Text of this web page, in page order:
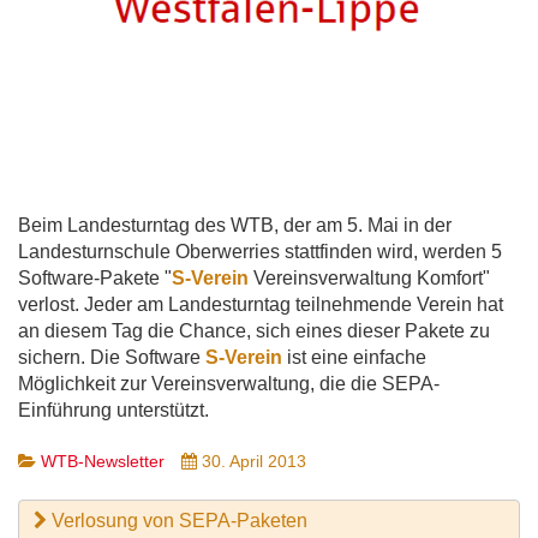
Beim Landesturntag des WTB, der am 5. Mai in der
Landesturnschule Oberwerries stattfinden wird, werden 5
Software-Pakete "S-Verein Vereinsverwaltung Komfort"
verlost. Jeder am Landesturntag teilnehmende Verein hat
an diesem Tag die Chance, sich eines dieser Pakete zu
sichern. Die Software S-Verein ist eine einfache
Möglichkeit zur Vereinsverwaltung, die die SEPA-
Einführung unterstützt.
WTB-Newsletter 30. April 2013
Verlosung von SEPA-Paketen